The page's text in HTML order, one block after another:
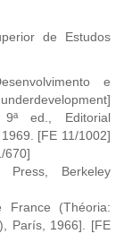
de Estudos
e
9ª ed., Editorial
[FE 11/1002]
670]
Berkeley
France (Théoria:
París, 1966]. [FE